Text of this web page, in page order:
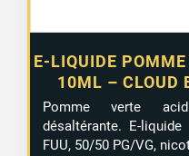
E-LIQUIDE
10ML – CLOUD
Pomme verte
désaltérante. E-
FUU, 50/50 PG/VG,